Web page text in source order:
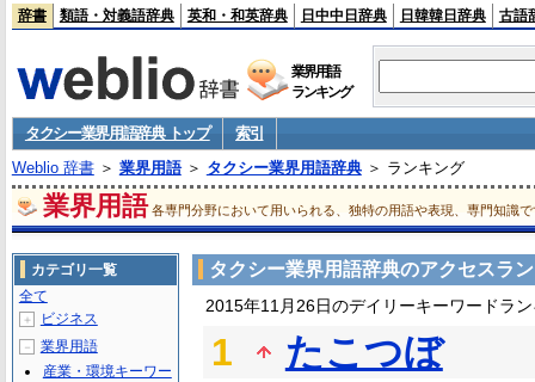
辞書 類語・対義語辞典 英和・和英辞典 日中中日辞典 日韓韓日辞典 古語
業界用語
ランキング
タクシー業界用語辞典 トップ
索引
Weblio 辞書＞ 業界用語＞ タクシー業界用語辞典＞ ランキング
業界用語 各専門分野において用いられる、独特の用語や表現、専門知識で
タクシー業界用語辞典のアクセスラ
2015年11月26日のデイリーキーワードラ
1
たこつぼ
カテゴリ一覧
全て
＋ ビジネス
－
業界用語
産業・環境キーワー